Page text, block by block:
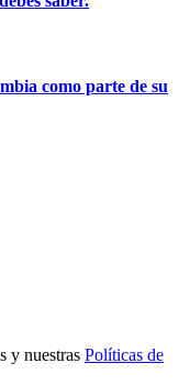
como parte de su
y nuestras Políticas de